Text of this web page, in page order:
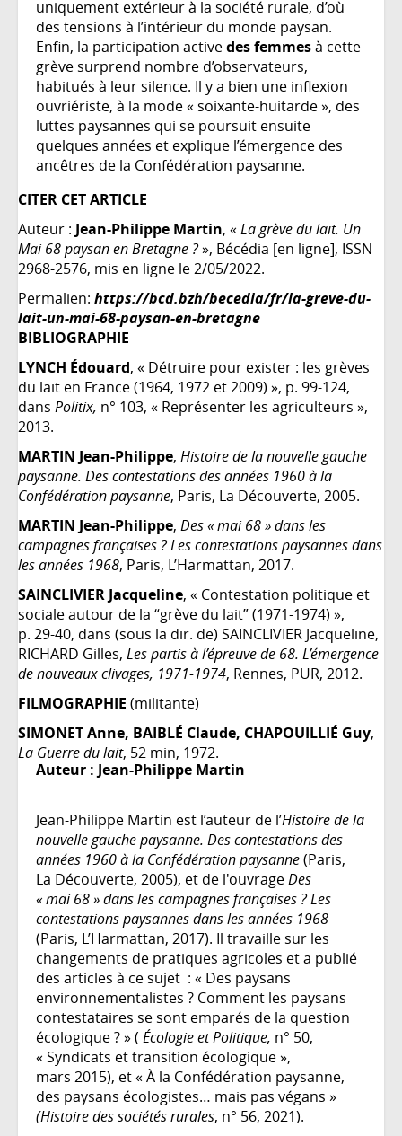
uniquement extérieur à la société rurale, d’où
des tensions à l’intérieur du monde paysan.
Enfin, la participation activedes femmesà cette
grève surprend nombre d’observateurs,
habitués à leur silence. Il y a bien une inflexion
ouvriériste, à la mode « soixante-huitarde », des
luttes paysannes qui se poursuit ensuite
quelques années et explique l’émergence des
ancêtres de la Confédération paysanne.
CITER CET ARTICLE
Auteur : Jean-Philippe Martin, «La grève du lait. Un
Mai 68 paysan en Bretagne ?», Bécédia [en ligne], ISSN
2968-2576, mis en ligne le 2/05/2022.
Permalien: https://bcd.bzh/becedia/fr/la-greve-du-
lait-un-mai-68-paysan-en-bretagne
BIBLIOGRAPHIE
LYNCH Édouard, « Détruire pour exister : les grèves
du lait en France (1964, 1972 et 2009) », p. 99-124,
dans Politix, n° 103, « Représenter les agriculteurs »,
2013.
MARTIN Jean-Philippe, Histoire de la nouvelle gauche
paysanne. Des contestations des années 1960 à la
Confédération paysanne, Paris, La Découverte, 2005.
MARTIN Jean-Philippe, Des « mai 68 » dans les
campagnes françaises ? Les contestations paysannes dans
les années 1968, Paris, L’Harmattan, 2017.
SAINCLIVIER Jacqueline, « Contestation politique et
sociale autour de la “grève du lait” (1971-1974) »,
p. 29-40, dans (sous la dir. de) SAINCLIVIER Jacqueline,
RICHARD Gilles, Les partis à l’épreuve de 68. L’émergence
de nouveaux clivages, 1971-1974, Rennes, PUR, 2012.
FILMOGRAPHIE (militante)
SIMONET Anne, BAIBLÉ Claude, CHAPOUILLIÉ Guy,
La Guerre du lait, 52 min, 1972.
Auteur : Jean-Philippe Martin
Jean-Philippe Martin est l’auteur de l’Histoire de la
nouvelle gauche paysanne. Des contestations des
années 1960 à la Confédération paysanne(Paris,
La Découverte, 2005), et de l'ouvrageDes
« mai 68 » dans les campagnes françaises ? Les
contestations paysannes dans les années 1968
(Paris, L’Harmattan, 2017). Il travaille sur les
changements de pratiques agricoles et a publié
des articles à ce sujet : « Des paysans
environnementalistes ? Comment les paysans
contestataires se sont emparés de la question
écologique ? » ( Écologie et Politique, n° 50,
« Syndicats et transition écologique »,
mars 2015), et « À la Confédération paysanne,
des paysans écologistes… mais pas végans »
(Histoire des sociétés rurales, n° 56, 2021).